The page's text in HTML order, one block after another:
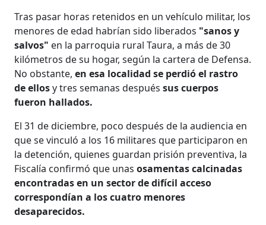
Tras pasar horas retenidos en un vehículo militar, los
menores de edad habrían sido liberados "sanos y
salvos" en la parroquia rural Taura, a más de 30
kilómetros de su hogar, según la cartera de Defensa.
No obstante,en esa localidad se perdió el rastro
de ellosy tres semanas despuéssus cuerpos
fueron hallados.
El 31 de diciembre, poco después de la audiencia en
que se vinculó a los 16 militares que participaron en
la detención, quienes guardan prisión preventiva, la
Fiscalía confirmó que unasosamentas calcinadas
encontradas en un sector de difícil acceso
correspondían a los cuatro menores
desaparecidos.